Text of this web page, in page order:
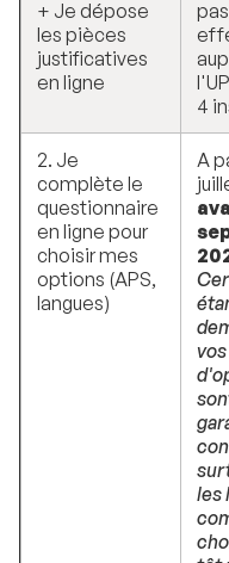
+ Je dépose
les pièces
justificatives
en ligne
4
2. Je
complète le
questionnaire
en ligne pour
choisir mes
options (APS,
langues)
A
les